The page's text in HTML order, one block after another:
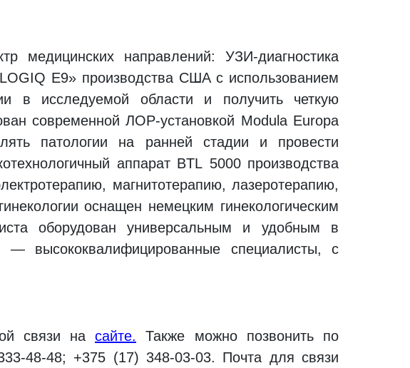
медицинских направлений: УЗИ-диагностика
E9» производства США с использованием
в исследуемой области и получить четкую
современной ЛОР-установкой Modula Europa
патологии на ранней стадии и провести
аппарат BTL 5000 производства
магнитотерапию, лазеротерапию,
оснащен немецким гинекологическим
оборудован универсальным и удобным в
высококвалифицированные специалисты, с
связи на сайте. Также можно позвонить по
48-48; +375 (17) 348-03-03. Почта для связи